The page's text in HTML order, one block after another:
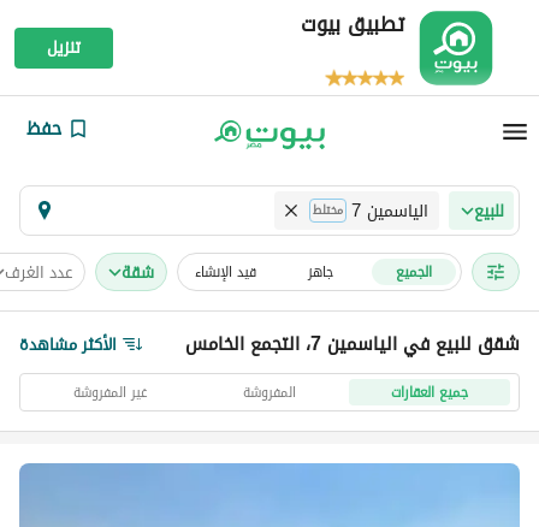
تطبيق بيوت
تنزيل
حفظ
للبيع الياسمين 7 مختلط
الجميع جاهز قيد الإنشاء شقة عدد الغرف
شقق للبيع في الياسمين 7، التجمع الخامس الأكثر مشاهدة
جميع العقارات المفروشة غير المفروشة